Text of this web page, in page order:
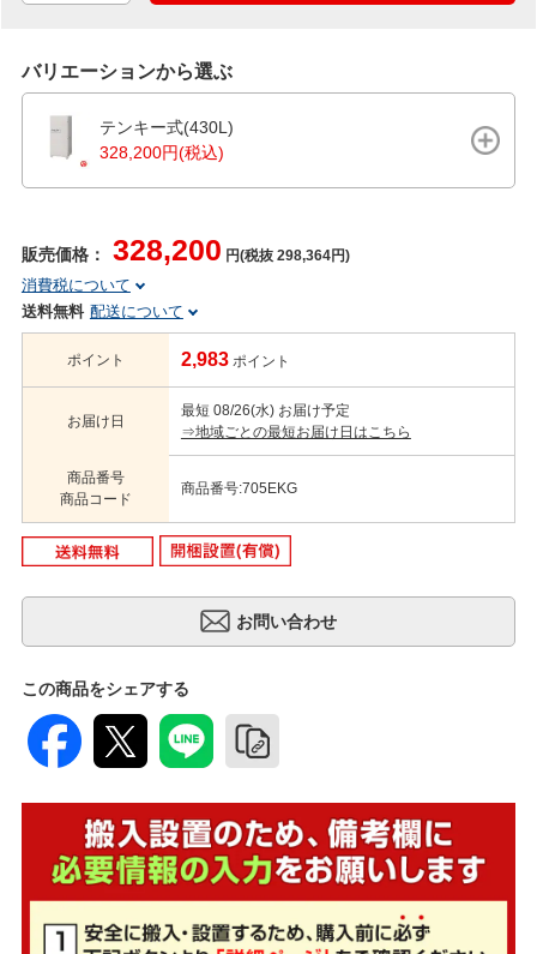
バリエーションから選ぶ
テンキー式(430L)
328,200円(税込)
販売価格： 328,200 円(税抜 298,364円)
消費税について
送料無料 配送について
ポイント 2,983 ポイント
お届け日
最短 08/26(水) お届け予定
⇒地域ごとの最短お届け日はこちら
商品番号
商品コード
商品番号:705EKG
この商品をシェアする